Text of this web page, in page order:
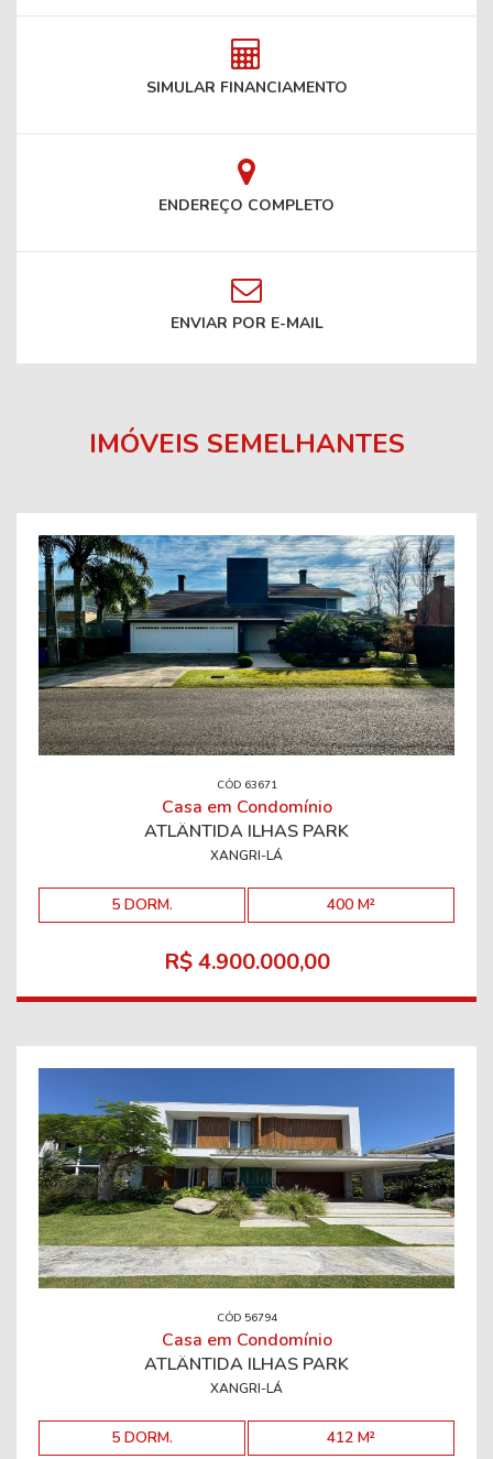
SIMULAR FINANCIAMENTO
ENDEREÇO COMPLETO
ENVIAR POR E-MAIL
IMÓVEIS SEMELHANTES
CÓD 63671
Casa em Condomínio
ATLÂNTIDA ILHAS PARK
XANGRI-LÁ
5 DORM. 400 M²
R$ 4.900.000,00
CÓD 56794
Casa em Condomínio
ATLÂNTIDA ILHAS PARK
XANGRI-LÁ
5 DORM. 412 M²